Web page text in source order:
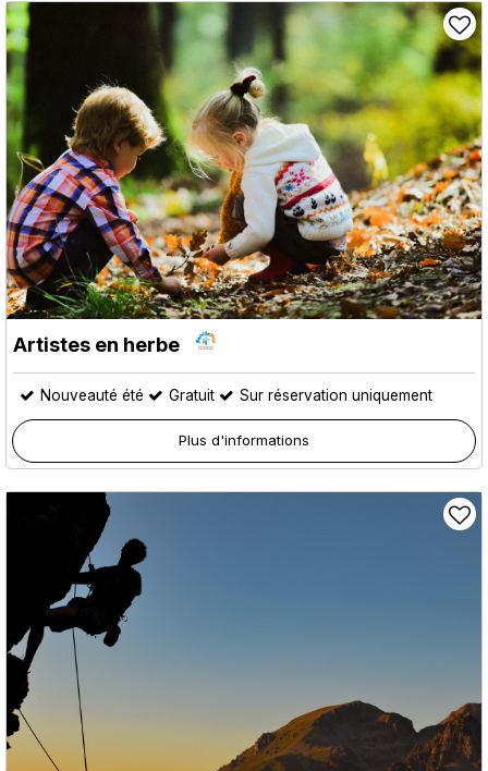
Artistes en herbe
Nouveauté été Gratuit Sur réservation uniquement
Plus d'informations